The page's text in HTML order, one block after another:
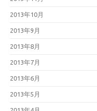
2013年10月
2013年9月
2013年8月
2013年7月
2013年6月
2013年5月